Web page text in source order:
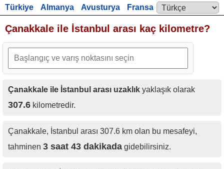
Language:
Türkiye Almanya Avusturya
Fransa
Çanakkale ile İstanbul arası kaç kilometre?
Çanakkale ile İstanbul arası uzaklık yaklaşık olarak
307.6 kilometredir.
Çanakkale, İstanbul arası 307.6 km olan bu mesafeyi,
tahminen 3 saat 43 dakikada gidebilirsiniz.